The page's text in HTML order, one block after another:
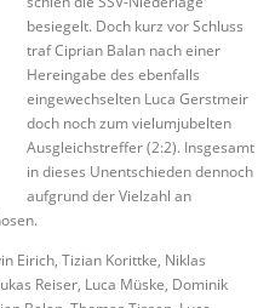
besiegelt. Doch kurz vor Schluss
traf Ciprian Balan nach einer
Hereingabe des ebenfalls
eingewechselten Luca Gerstmeir
doch noch zum vielumjubelten
Ausgleichstreffer (2:2). Insgesamt
in dieses Unentschieden dennoch
aufgrund der Vielzahl an
Eirich, Tizian Korittke, Niklas
Reiser, Luca Müske, Dominik